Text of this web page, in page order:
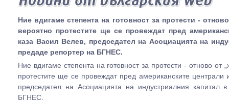
Ние вдигаме степента на готовност за протести -
вероятно протестите ще се провеждат пред
каза Васил Велев, председател на Асоциацията на
предаде репортер на БГНЕС.
Ние вдигаме степента на готовност за протести - отново от
протестите ще се провеждат пред американските
председател на Асоциацията на индустриалния
БГНЕС.